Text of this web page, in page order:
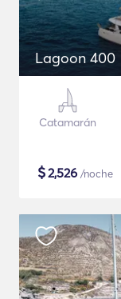
Lagoon 400
Catamarán
$2,526 /noche